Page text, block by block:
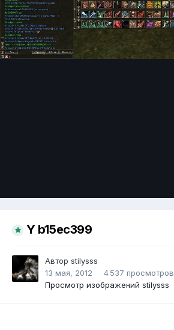
Y b15ec399
Автор stilysss
13 мая, 2012
4 537 просмотров
Просмотр изображений stilysss